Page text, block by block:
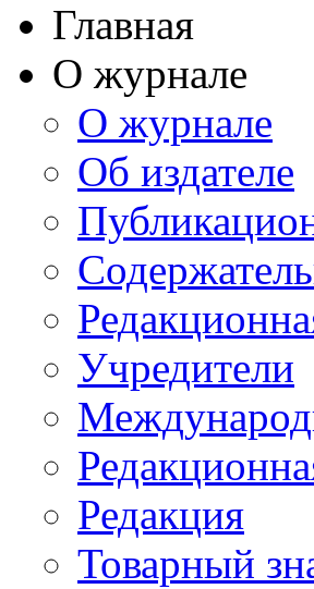
Главная
О журнале
О журнале
Об издателе
Учредители
Редакция
Товарный